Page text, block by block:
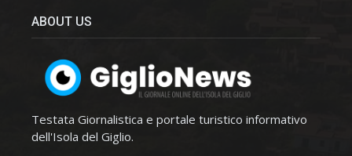
ABOUT US
Testata Giornalistica e portale turistico informativo
dell'Isola del Giglio.